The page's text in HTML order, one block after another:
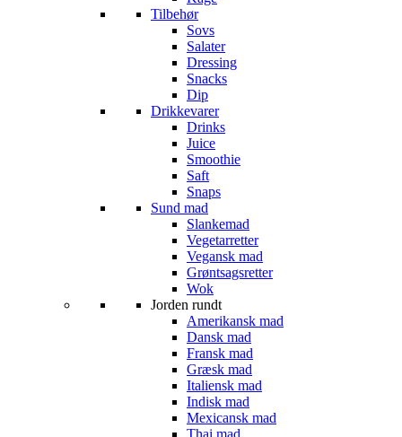
Tilbehør
Sovs
Salater
Dressing
Snacks
Dip
Drikkevarer
Drinks
Juice
Smoothie
Saft
Snaps
Sund mad
Slankemad
Vegetarretter
Vegansk mad
Grøntsagsretter
Wok
Jorden rundt
Amerikansk mad
Dansk mad
Fransk mad
Græsk mad
Italiensk mad
Indisk mad
Mexicansk mad
Thai mad